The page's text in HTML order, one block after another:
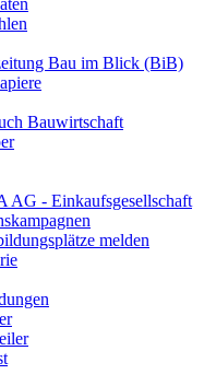
Bau im Blick (BiB)
Bauwirtschaft
- Einkaufsgesellschaft
melden